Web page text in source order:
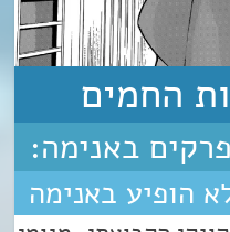
החמים
פרקים באנימה:
הופיע באנימה